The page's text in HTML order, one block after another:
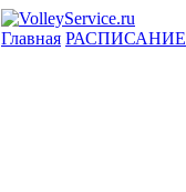
Главная РАСПИСАНИЕ